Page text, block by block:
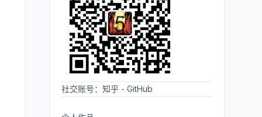
社交账号： 知乎 - GitHub